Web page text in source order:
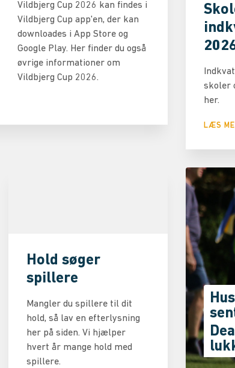
Vildbjerg Cup 2026 kan findes i
Vildbjerg Cup app'en, der kan
downloades i App Store og
Google Play. Her finder du også
øvrige informationer om
Vildbjerg Cup 2026.
skoler
her.
LÆS
Hold søger
spillere
Mangler du spillere til dit
hold, så lav en efterlysning
her på siden. Vi hjælper
hvert år mange hold med
spillere.